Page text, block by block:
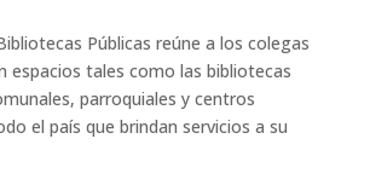
Públicas reúne a los colegas
espacios tales como las bibliotecas
parroquiales y centros
el país que brindan servicios a su